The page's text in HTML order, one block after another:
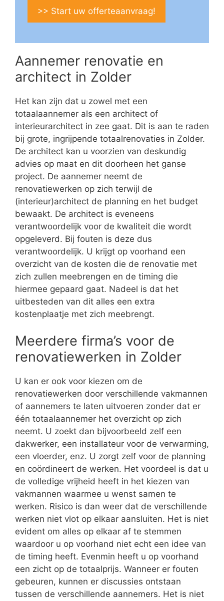
>> Start uw offerteaanvraag!
Aannemer renovatie en
architect in Zolder
Het kan zijn dat u zowel met een
totaalaannemer als een architect of
interieurarchitect in zee gaat. Dit is aan te raden
bij grote, ingrijpende totaalrenovaties in Zolder.
De architect kan u voorzien van deskundig
advies op maat en dit doorheen het ganse
project. De aannemer neemt de
renovatiewerken op zich terwijl de
(interieur)architect de planning en het budget
bewaakt. De architect is eveneens
verantwoordelijk voor de kwaliteit die wordt
opgeleverd. Bij fouten is deze dus
verantwoordelijk. U krijgt op voorhand een
overzicht van de kosten die de renovatie met
zich zullen meebrengen en de timing die
hiermee gepaard gaat. Nadeel is dat het
uitbesteden van dit alles een extra
kostenplaatje met zich meebrengt.
Meerdere firma’s voor de
renovatiewerken in Zolder
U kan er ook voor kiezen om de
renovatiewerken door verschillende vakmannen
of aannemers te laten uitvoeren zonder dat er
één totaalaannemer het overzicht op zich
neemt. U zoekt dan bijvoorbeeld zelf een
dakwerker, een installateur voor de verwarming,
een vloerder, enz. U zorgt zelf voor de planning
en coördineert de werken. Het voordeel is dat u
de volledige vrijheid heeft in het kiezen van
vakmannen waarmee u wenst samen te
werken. Risico is dan weer dat de verschillende
werken niet vlot op elkaar aansluiten. Het is niet
evident om alles op elkaar af te stemmen
waardoor u op voorhand niet echt een idee van
de timing heeft. Evenmin heeft u op voorhand
een zicht op de totaalprijs. Wanneer er fouten
gebeuren, kunnen er discussies ontstaan
tussen de verschillende aannemers. Het is niet